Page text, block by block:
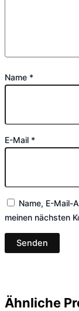
Name *
E-Mail *
Name, E-Mail-
meinen nächsten
Ähnliche